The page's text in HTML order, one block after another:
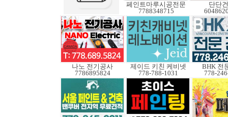
페인트마루시공전문
7788348715
단단
나노 전기공사
7786895824
제이드 키친 케비넷
778-788-1031
BHK 전
778-